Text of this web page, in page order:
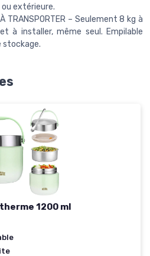
extérieure.
À TRANSPORTER – Seulement 8 kg à
à installer, même seul. Empilable
stockage.
1200 ml